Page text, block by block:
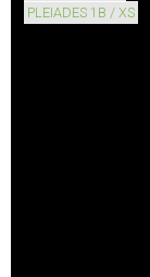
PLEIADES 1B / XS